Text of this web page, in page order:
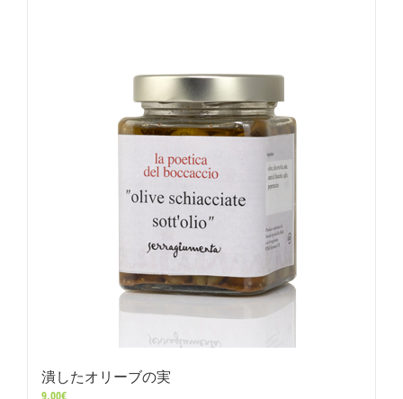
潰したオリーブの実
9,00€